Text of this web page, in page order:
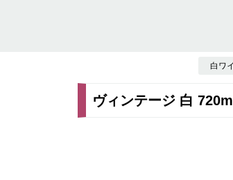
白ワ
ヴィンテージ 白 720ml